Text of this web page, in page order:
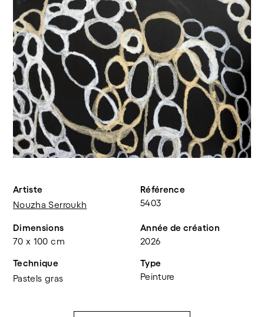
Artiste
Nouzha Serroukh
Référence
5403
Dimensions
70 x 100 cm
Année de création
2026
Technique
Pastels gras
Type
Peinture